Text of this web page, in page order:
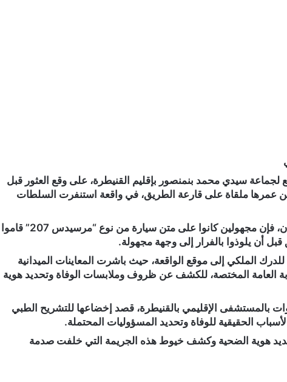
لجماعة سيدي محمد بنمنصور بإقليم القنيطرة، على وقع العثور قبل
عمرها ملقاة على قارعة الطريق، في واقعة استنفرت السلطات
وحسب شهادات مواطنين بعين المكان، فإن مجهولين كانوا على متن سيارة من نوع “مرسيدس 207” قاموا
أن يلوذوا بالفرار إلى وجهة مجهولة.
الملكي إلى موقع الواقعة، حيث باشرت المعاينات الميدانية
العامة المختصة، للكشف عن ظروف وملابسات الوفاة وتحديد هوية
بالمستشفى الإقليمي بالقنيطرة، قصد إخضاعها للتشريح الطبي
الحقيقية للوفاة وتحديد المسؤوليات المحتملة.
هوية الضحية وكشف خيوط هذه الجريمة التي خلفت صدمة